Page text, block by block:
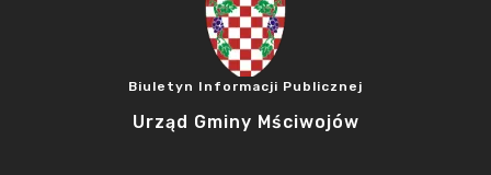
Biuletyn Informacji Publicznej
Urząd Gminy Mściwojów